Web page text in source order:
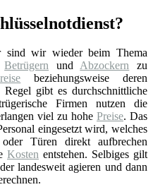
sind wir wieder beim Thema
Betrügern undAbzockern zu
beziehungsweise deren
gibt es durchschnittliche
Firmen nutzen die
viel zu hohe Preise. Das
eingesetzt wird, welches
Türen direkt aufbrechen
Kosten entstehen. Selbiges gilt
landesweit agieren und dann